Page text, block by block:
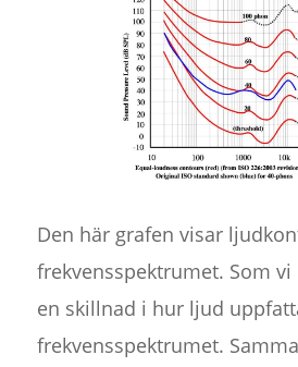
Den här grafen visar
frekvensspektrumet. Som
en skillnad i hur ljud
frekvensspektrumet.